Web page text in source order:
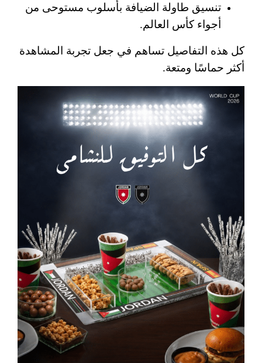
تنسيق طاولة الضيافة بأسلوب مستوحى من
أجواء كأس العالم.
كل هذه التفاصيل تساهم في جعل تجربة المشاهدة
أكثر حماسًا ومتعة.